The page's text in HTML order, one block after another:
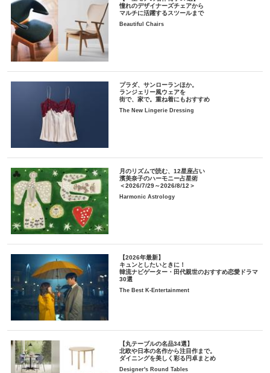
憧れのデザイナーズチェアから
マルチに活躍するスツールまで
Beautiful Chairs
プラダ、サンローランほか。
ランジェリー風ウェアを
街で、家で。重ね着にもおすすめ
The New Lingerie Dressing
月のリズムで読む、12星座占い
濱美奈子のハーモニー占星術
＜2026/7/29～2026/8/12＞
Harmonic Astrology
【2026年最新】
キュンとしたいときに！
韓流ナビゲーター・田代親世のおすすめ恋愛ドラマ
30選
The Best K-Entertainment
【丸テーブルの名品34選】
北欧や日本の名作から注目作まで。
ダイニングを美しく彩る円卓まとめ
Designer's Round Tables